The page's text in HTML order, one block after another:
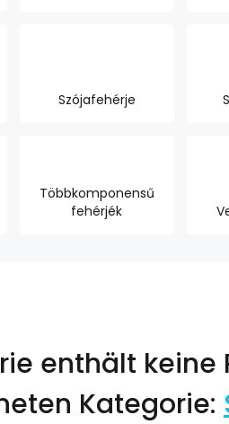
Szójafehérje
Többkomponensű
fehérjék
enthält keine
Kategorie: